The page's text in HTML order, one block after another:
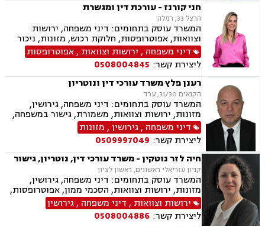
חני קורנז - עורכת דין ומגשרת
הרצל 33, רמלה
המשרד עוסק בתחומים: דיני משפחה, ירושות
וצוואות, אפוטרופסות, חלוקת רכוש, מזונות, ניכור
הורי, אלימות במשפחה, גירושין, גישור במשפחה,
הסכמי ממון, ידועים בציבור, מעמד אישי, הורות
משותפת, זמני שהות, חוק הנוער, חטיפת ילדים,
ייפוי כוח מתמשך, אחריות הורית
דיני משפחה , ירושות וצוואות ,אפוטרופסות
ליצירת קשר: 0508004845
רענן פלץ משרד עורכי דין ונוטריון
הקנאים 31/30, ערד
המשרד עוסק בתחומים: דיני משפחה, גירושין,
מזונות, ירושות וצוואות, משמורת, גישור במשפחה,
חלוקת רכוש, ידועים בציבור, מעמד אישי, אלימות
במשפחה, נזיקין, נזקי גוף, נזקי רכוש, תאונות דרכים,
תאונות עבודה, תאונות עקב רשלנות, דיני עבודה,
נוטריון.
דיני משפחה ,גירושין, מזונות
ליצירת קשר: 0509997049
חיה לזר נוטקין - משרד עורכי דין, נוטריון, גישור
קניון עזריאלי ראשונים, ראשון לציון
המשרד עוסק בתחומים: דיני משפחה, גירושין,
מזונות, ירושות וצוואות, הסכמי ממון, אפוטרופסות,
גישור במשפחה, ניכור הורי, הורות חד מינית, העברה
בין דורית, בן ממשיך, נוטריון, חלוקת רכוש , ידועים
בציבור, נישואים אזרחיים
ירושות וצוואות , דיני משפחה ,גירושין
ליצירת קשר: 0508004886